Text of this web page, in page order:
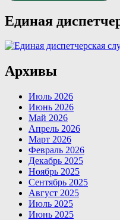
Единая
Архивы
Июль 2026
Июнь 2026
Май 2026
Апрель 2026
Март 2026
Февраль 2026
Декабрь 2025
Ноябрь 2025
Сентябрь 2025
Август 2025
Июль 2025
Июнь 2025